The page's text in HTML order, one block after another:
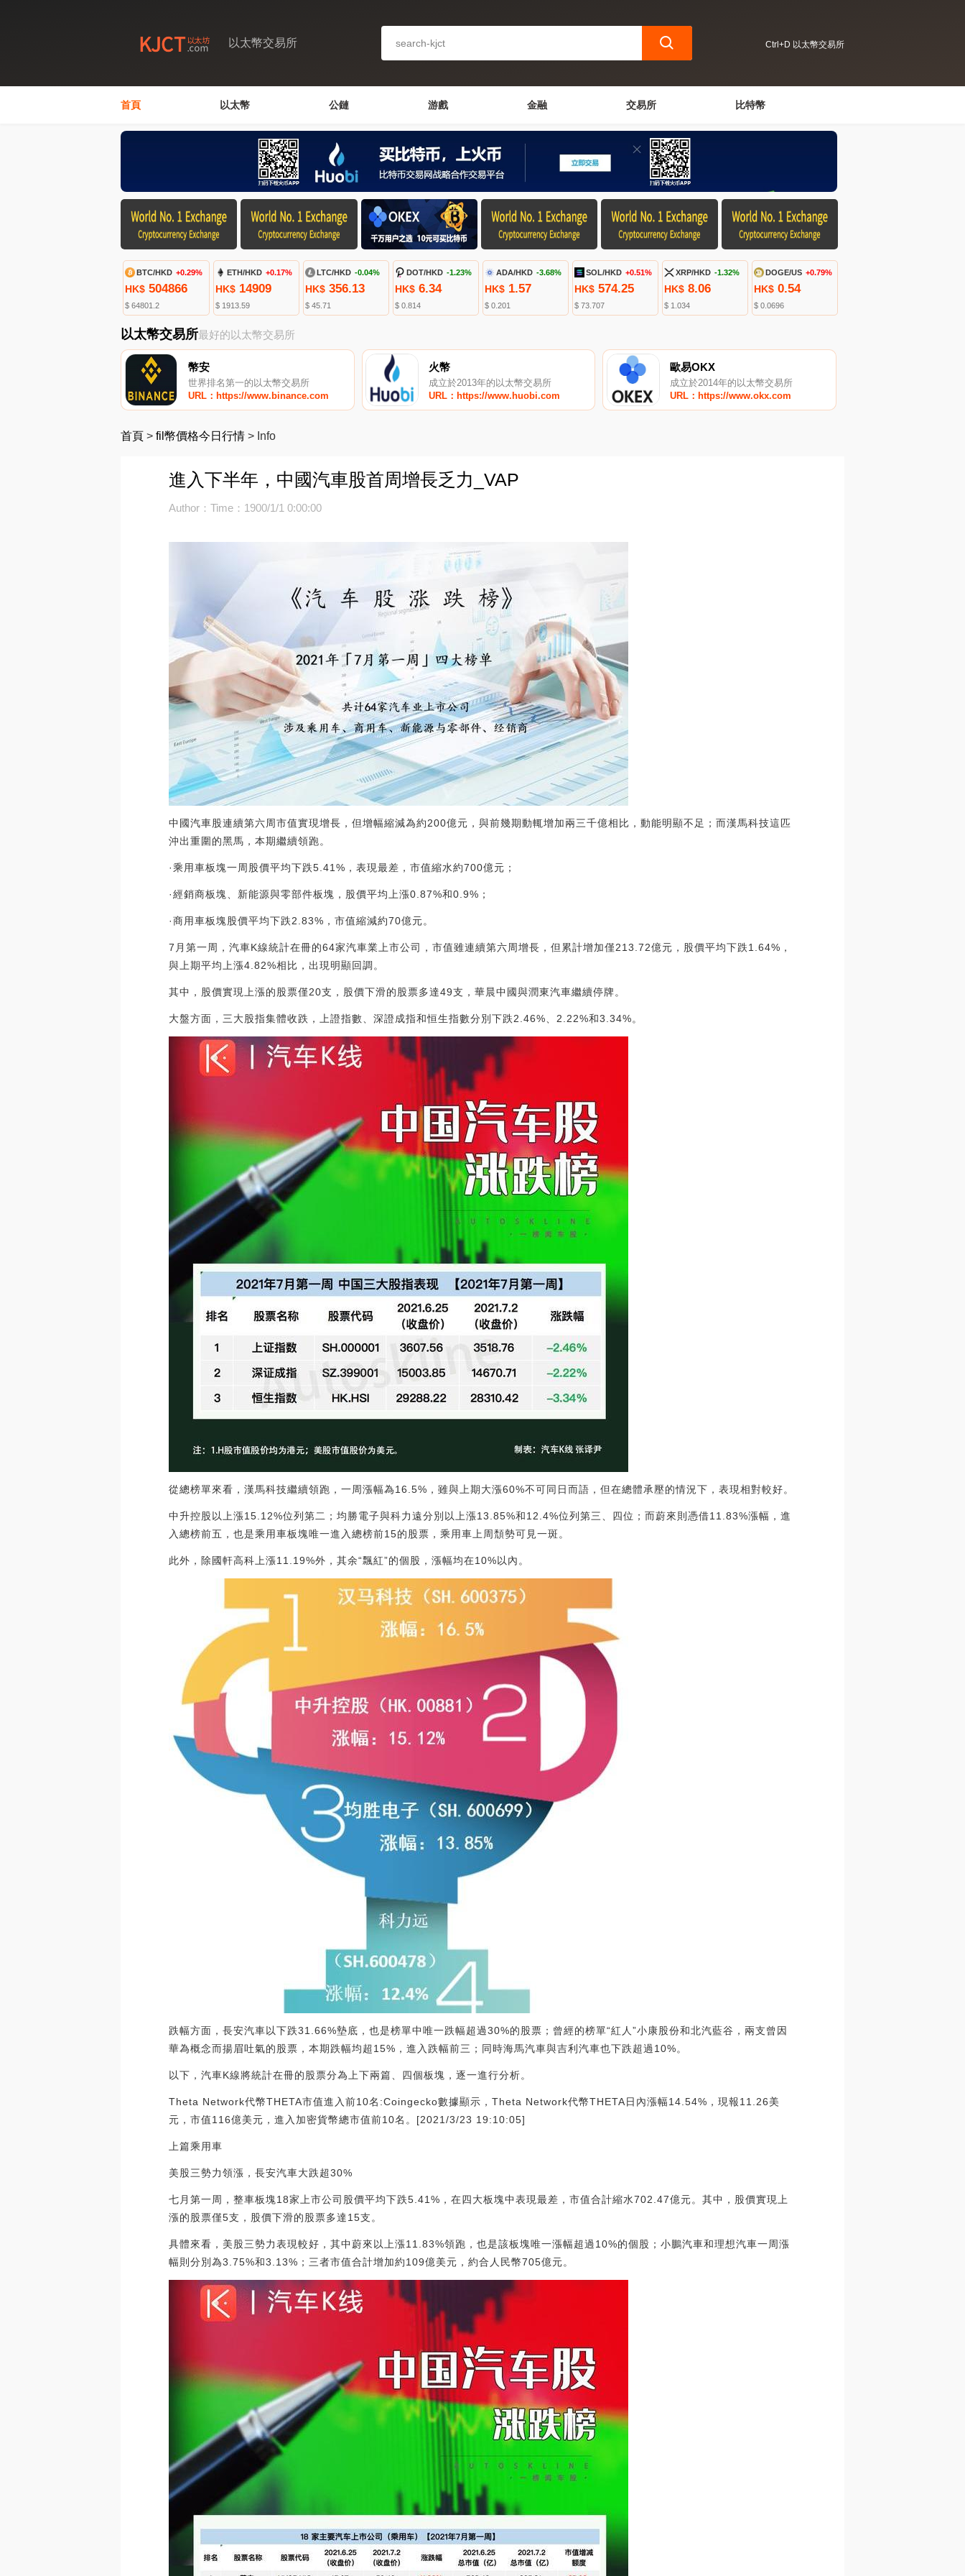
以太幣交易所 Ctrl+D 以太幣交易所
首頁 以太幣 公鏈 游戲 金融 交易所 比特幣
BTC/HKD +0.29%
HK$ 504866
$ 64801.2
ETH/HKD +0.17%
HK$14909
$ 1913.59
LTC/HKD -0.04%
HK$356.13
$ 45.71
DOT/HKD -1.23%
HK$6.34
$ 0.814
ADA/HKD -3.68%
HK$1.57
$ 0.201
SOL/HKD +0.51%
HK$ 574.25
$ 73.707
XRP/HKD -1.32%
HK$ 8.06
$ 1.034
DOGE/US +0.79%
HK$ 0.54
$ 0.0696
以太幣交易所最好的以太幣交易所
幣安
世界排名第一的以太幣交易所
URL：https://www.binance.com
火幣
成立於2013年的以太幣交易所
URL：https://www.huobi.com
歐易OKX
成立於2014年的以太幣交易所
URL：https://www.okx.com
首頁 > fil幣價格今日行情 > Info
進入下半年，中國汽車股首周增長乏力_VAP
Author：Time：1900/1/1 0:00:00
中國汽車股連續第六周市值實現增長，但增幅縮減為約200億元，與前幾期動輒增加兩三千億相比，動能明顯不足；而漢馬科技這匹
沖出重圍的黑馬，本期繼續領跑。
·乘用車板塊一周股價平均下跌5.41%，表現最差，市值縮水約700億元；
·經銷商板塊、新能源與零部件板塊，股價平均上漲0.87%和0.9%；
·商用車板塊股價平均下跌2.83%，市值縮減約70億元。
7月第一周，汽車K線統計在冊的64家汽車業上市公司，市值雖連續第六周增長，但累計增加僅213.72億元，股價平均下跌1.64%，
與上期平均上漲4.82%相比，出現明顯回調。
其中，股價實現上漲的股票僅20支，股價下滑的股票多達49支，華晨中國與潤東汽車繼續停牌。
大盤方面，三大股指集體收跌，上證指數、深證成指和恒生指數分別下跌2.46%、2.22%和3.34%。
從總榜單來看，漢馬科技繼續領跑，一周漲幅為16.5%，雖與上期大漲60%不可同日而語，但在總體承壓的情況下，表現相對較好。
中升控股以上漲15.12%位列第二；均勝電子與科力遠分別以上漲13.85%和12.4%位列第三、四位；而蔚來則憑借11.83%漲幅，進
入總榜前五，也是乘用車板塊唯一進入總榜前15的股票，乘用車上周頹勢可見一斑。
此外，除國軒高科上漲11.19%外，其余“飄紅”的個股，漲幅均在10%以內。
跌幅方面，長安汽車以下跌31.66%墊底，也是榜單中唯一跌幅超過30%的股票；曾經的榜單“紅人”小康股份和北汽藍谷，兩支曾因
華為概念而揚眉吐氣的股票，本期跌幅均超15%，進入跌幅前三；同時海馬汽車與吉利汽車也下跌超過10%。
以下，汽車K線將統計在冊的股票分為上下兩篇、四個板塊，逐一進行分析。
Theta Network代幣THETA市值進入前10名:Coingecko數據顯示，Theta Network代幣THETA日內漲幅14.54%，現報11.26美
元，市值116億美元，進入加密貨幣總市值前10名。[2021/3/23 19:10:05]
上篇乘用車
美股三勢力領漲，長安汽車大跌超30%
七月第一周，整車板塊18家上市公司股價平均下跌5.41%，在四大板塊中表現最差，市值合計縮水702.47億元。其中，股價實現上
漲的股票僅5支，股價下滑的股票多達15支。
具體來看，美股三勢力表現較好，其中蔚來以上漲11.83%領跑，也是該板塊唯一漲幅超過10%的個股；小鵬汽車和理想汽車一周漲
幅則分別為3.75%和3.13%；三者市值合計增加約109億美元，約合人民幣705億元。